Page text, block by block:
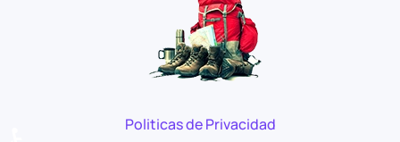
Politicas de Privacidad